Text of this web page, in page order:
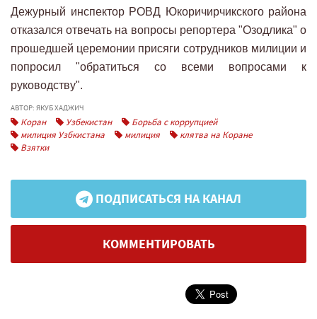
Дежурный инспектор РОВД Юкоричирчикского района
отказался отвечать на вопросы репортера "Озодлика" о
прошедшей церемонии присяги сотрудников милиции и
попросил "обратиться со всеми вопросами к
руководству".
АВТОР: ЯКУБ ХАДЖИЧ
Коран Узбекистан
Борьба с коррупцией
милиция Узбкистана
милиция
клятва на Коране
Взятки
ПОДПИСАТЬСЯ НА КАНАЛ
КОММЕНТИРОВАТЬ